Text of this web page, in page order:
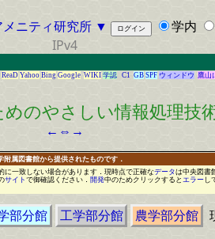
ニティ研究所 ▼ 学内
IPv4
ReaD Yahoo Bing Google WIKI 学認 C1 GB SPF ウィンドウ 鷹山
めのやさしい情報処理技
← ⇔ →
属図書館から提供されたものです．
に一致しない場合があります ． 現時点で正確なデータは中央図書
サイト で御確認ください ． 開発中のためクリ ッ クすると エラー し
部分館 工学部分館 農学部分館